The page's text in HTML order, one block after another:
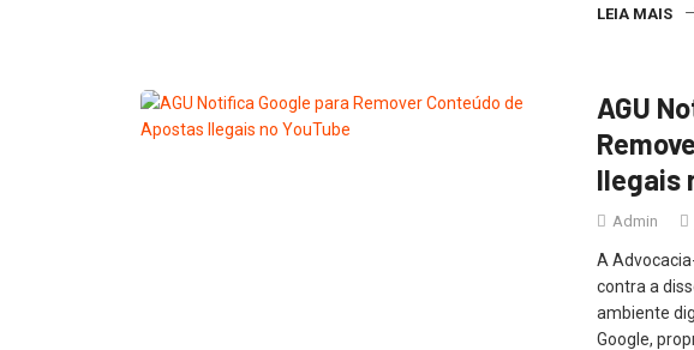
LEIA MAIS
AGU
Ilegais
Admin
A
contra a
ambiente
Google,